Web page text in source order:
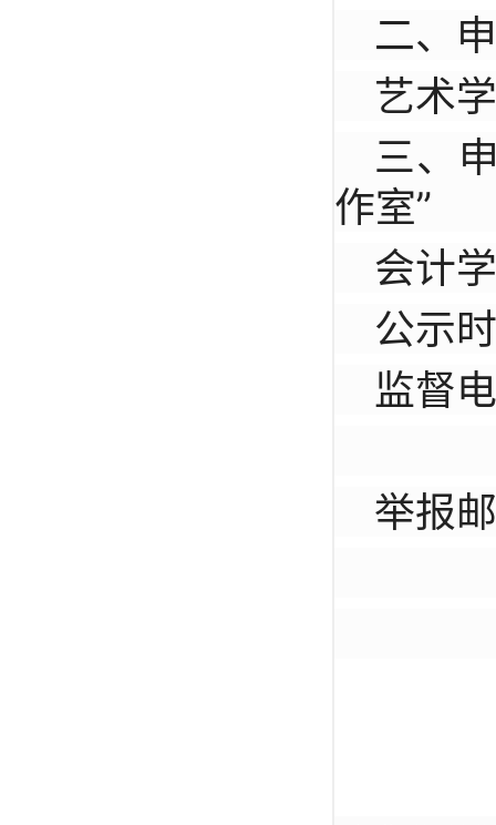
二、
艺术
三、
作室”
会计
公示
监督
举报